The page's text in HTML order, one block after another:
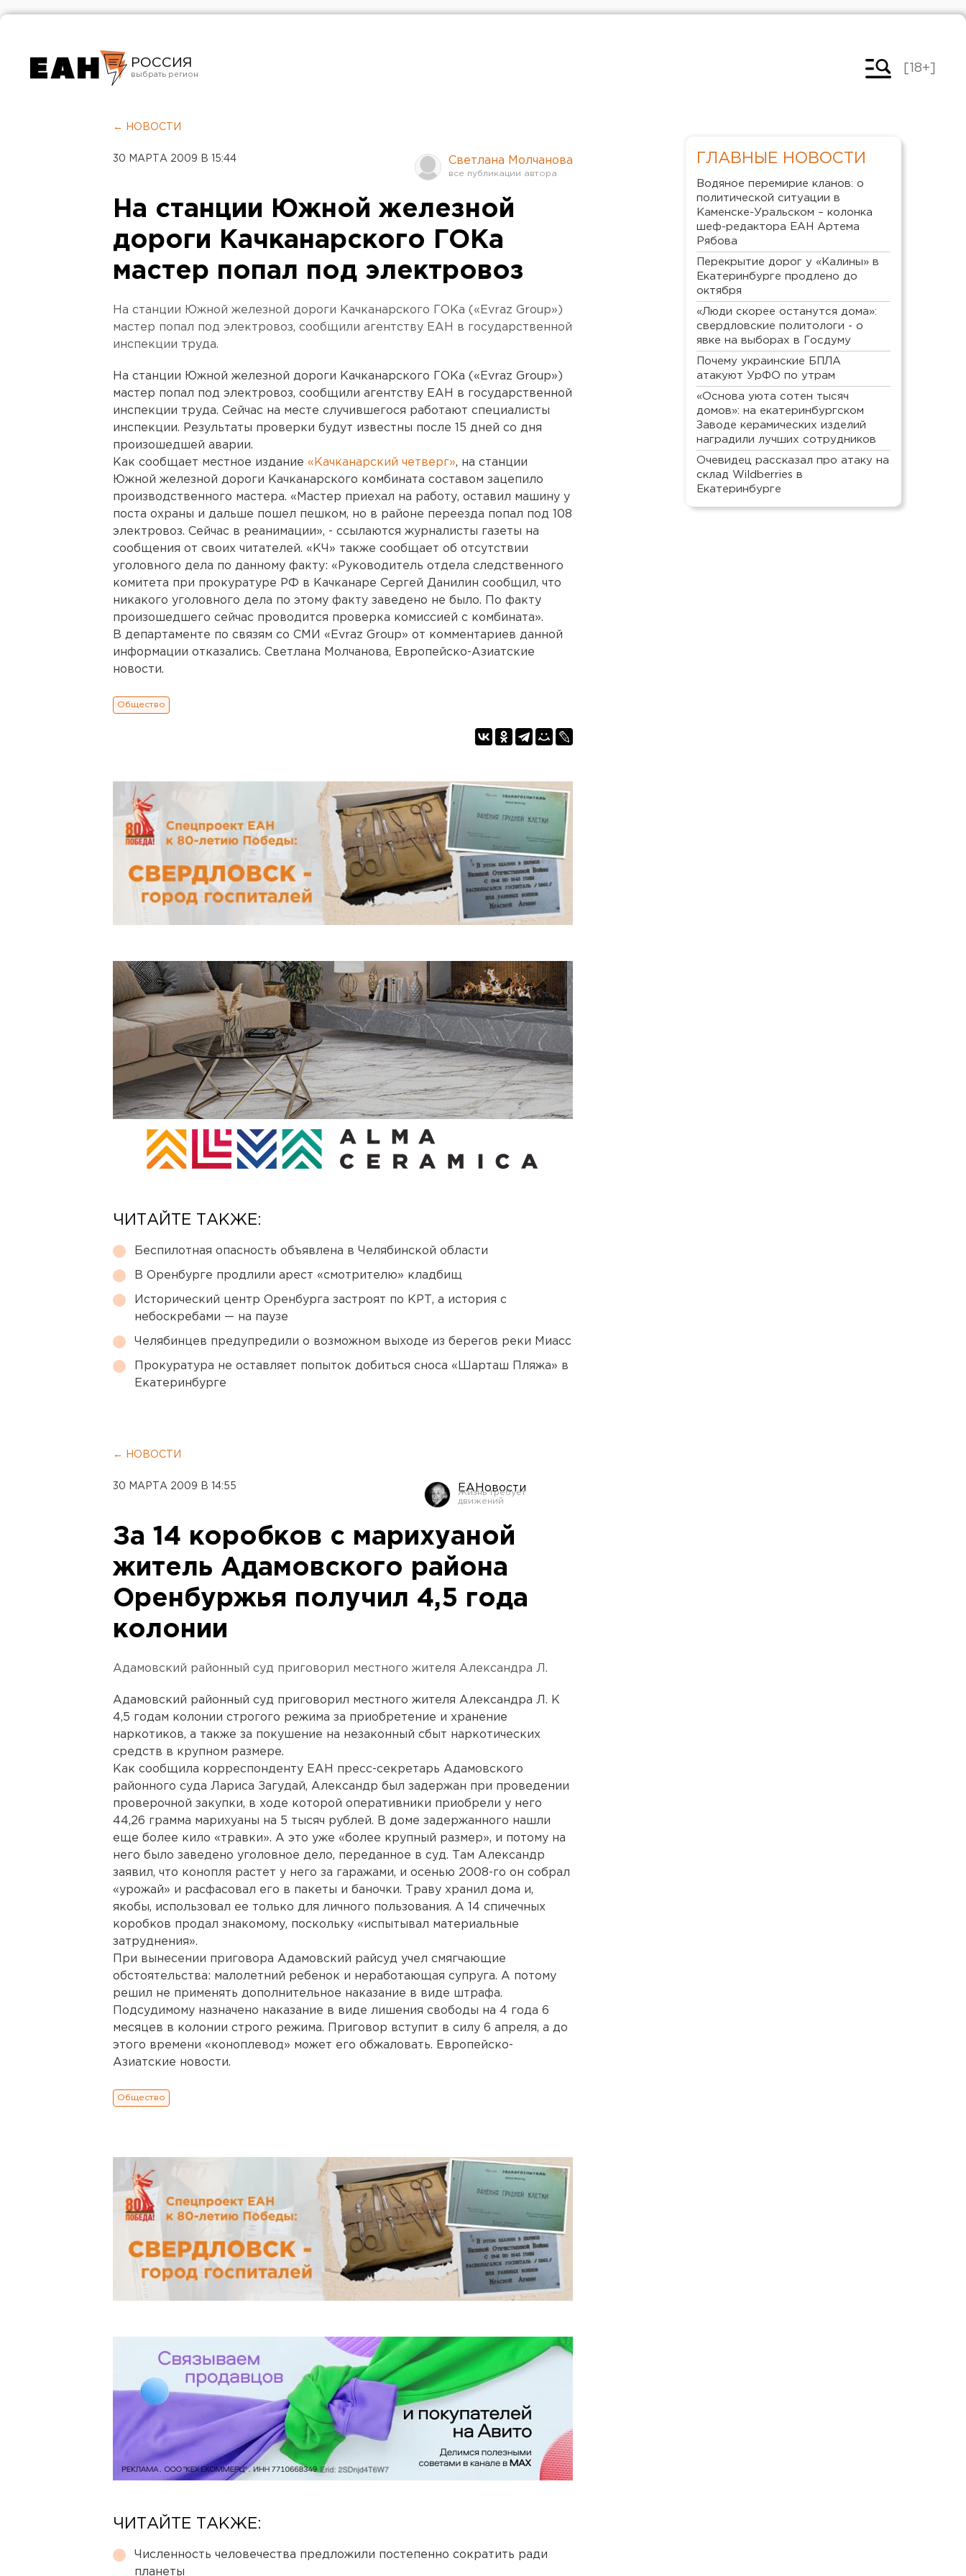
РОССИЯ
Челябинск
[18+]
← НОВОСТИ
30 МАРТА 2009 В 15:44 Светлана Молчанова
На станции Южной железной
дороги Качканарского ГОКа
мастер попал под электровоз
На станции Южной железной дороги Качканарского ГОКа («Evraz Group»)
мастер попал под электровоз, сообщили агентству ЕАН в государственной
инспекции труда.
На станции Южной железной дороги Качканарского ГОКа («Evraz Group»)
мастер попал под электровоз, сообщили агентству ЕАН в государственной
инспекции труда. Сейчас на месте случившегося работают специалисты
инспекции. Результаты проверки будут известны после 15 дней со дня
произошедшей аварии.
Как сообщает местное издание «Качканарский четверг», на станции
Южной железной дороги Качканарского комбината составом зацепило
производственного мастера. «Мастер приехал на работу, оставил машину у
поста охраны и дальше пошел пешком, но в районе переезда попал под 108
электровоз. Сейчас в реанимации», - ссылаются журналисты газеты на
сообщения от своих читателей. «КЧ» также сообщает об отсутствии
уголовного дела по данному факту: «Руководитель отдела следственного
комитета при прокуратуре РФ в Качканаре Сергей Данилин сообщил, что
никакого уголовного дела по этому факту заведено не было. По факту
произошедшего сейчас проводится проверка комиссией с комбината».
В департаменте по связям со СМИ «Evraz Group» от комментариев данной
информации отказались. Светлана Молчанова, Европейско-Азиатские
новости.
Общество
ЧИТАЙТЕ ТАКЖЕ:
Беспилотная опасность объявлена в Челябинской области
В Оренбурге продлили арест «смотрителю» кладбищ
Исторический центр Оренбурга застроят по КРТ, а история с
небоскребами — на паузе
Челябинцев предупредили о возможном выходе из берегов реки Миасс
Прокуратура не оставляет попыток добиться сноса «Шарташ Пляжа» в
Екатеринбурге
← НОВОСТИ
30 МАРТА 2009 В 14:55 ЕАНовости
За 14 коробков с марихуаной
житель Адамовского района
Оренбуржья получил 4,5 года
колонии
Адамовский районный суд приговорил местного жителя Александра Л.
Адамовский районный суд приговорил местного жителя Александра Л. К
4,5 годам колонии строгого режима за приобретение и хранение
наркотиков, а также за покушение на незаконный сбыт наркотических
средств в крупном размере.
Как сообщила корреспонденту ЕАН пресс-секретарь Адамовского
районного суда Лариса Загудай, Александр был задержан при проведении
проверочной закупки, в ходе которой оперативники приобрели у него
44,26 грамма марихуаны на 5 тысяч рублей. В доме задержанного нашли
еще более кило «травки». А это уже «более крупный размер», и потому на
него было заведено уголовное дело, переданное в суд. Там Александр
заявил, что конопля растет у него за гаражами, и осенью 2008-го он собрал
«урожай» и расфасовал его в пакеты и баночки. Траву хранил дома и,
якобы, использовал ее только для личного пользования. А 14 спичечных
коробков продал знакомому, поскольку «испытывал материальные
затруднения».
При вынесении приговора Адамовский райсуд учел смягчающие
обстоятельства: малолетний ребенок и неработающая супруга. А потому
решил не применять дополнительное наказание в виде штрафа.
Подсудимому назначено наказание в виде лишения свободы на 4 года 6
месяцев в колонии строго режима. Приговор вступит в силу 6 апреля, а до
этого времени «коноплевод» может его обжаловать. Европейско-
Азиатские новости.
Общество
ЧИТАЙТЕ ТАКЖЕ:
Численность человечества предложили постепенно сократить ради
планеты
ГЛАВНЫЕ НОВОСТИ
Водяное перемирие кланов: о
политической ситуации в
Каменске-Уральском – колонка
шеф-редактора ЕАН Артема
Рябова
Перекрытие дорог у «Калины» в
Екатеринбурге продлено до
октября
«Люди скорее останутся дома»:
свердловские политологи - о
явке на выборах в Госдуму
Почему украинские БПЛА
атакуют УрФО по утрам
«Основа уюта сотен тысяч
домов»: на екатеринбургском
Заводе керамических изделий
наградили лучших сотрудников
Очевидец рассказал про атаку на
склад Wildberries в
Екатеринбурге